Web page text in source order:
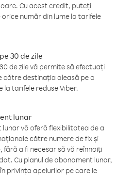
Cu acest credit, puteți
număr din lume la tarifele
30 de zile
de zile vă permite să efectuați
către destinația aleasă pe o
la tarifele reduse Viber.
lunar
lunar vă oferă flexibilitatea de a
către numere de fix și
fără a fi necesar să vă reînnoiți
Cu planul de abonament lunar,
privința apelurilor pe care le